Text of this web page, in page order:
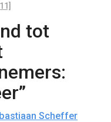
tot
Scheffer